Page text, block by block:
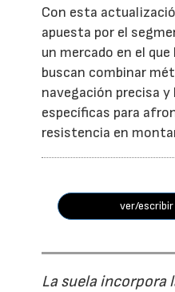
Con esta
apuesta por el
un mercado en el
buscan combinar
navegación precisa
específicas para
resistencia en
ver/
La suela incorpora